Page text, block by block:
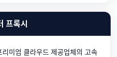
프록시
리미엄 클라우드 제공업체의 고속